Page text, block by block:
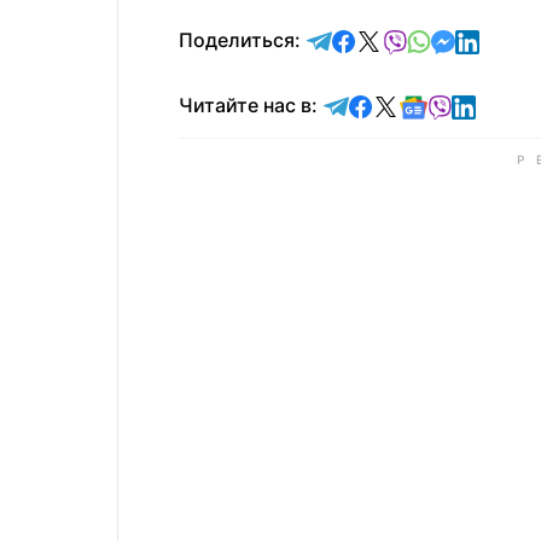
Поделиться: отправить в Telegram
поделиться в
поделиться в X
отправить в
отправить
Читайте нас в: Читайте в Telegram
Читайте в
Читайте в X
Читайте в
Читайте